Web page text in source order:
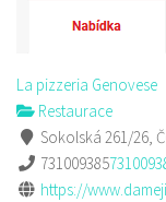
La pizzeria Genovese
Restaurace
Sokolská 261/26,
731009385
https://